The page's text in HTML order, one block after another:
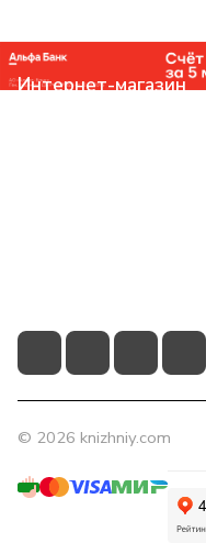
Интернет-магазин
© 2026 knizhniy.com